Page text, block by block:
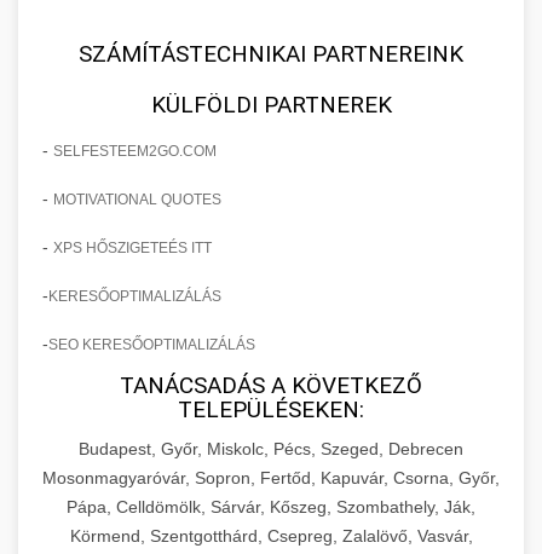
SZÁMÍTÁSTECHNIKAI PARTNEREINK
KÜLFÖLDI PARTNEREK
- SELFESTEEM2GO.COM
- MOTIVATIONAL QUOTES
- XPS HŐSZIGETEÉS ITT
- KERESŐOPTIMALIZÁLÁS
-SEO KERESŐOPTIMALIZÁLÁS
TANÁCSADÁS A KÖVETKEZŐ
TELEPÜLÉSEKEN:
Budapest, Győr, Miskolc, Pécs, Szeged, Debrecen
Mosonmagyaróvár, Sopron, Fertőd, Kapuvár, Csorna, Győr,
Pápa, Celldömölk, Sárvár, Kőszeg, Szombathely, Ják,
Körmend, Szentgotthárd, Csepreg, Zalalövő, Vasvár,